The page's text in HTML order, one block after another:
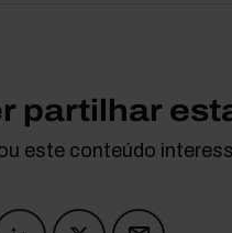
partilhar
este conteúdo